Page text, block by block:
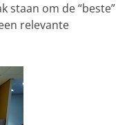
staan om de “beste”
relevante